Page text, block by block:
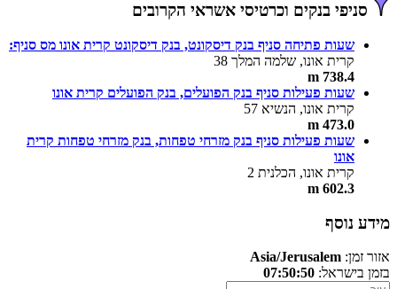
סניפי בנקים וכרטיסי אשראי הקרובים
שעות פתיחה סניף בנק דיסקונט, בנק דיסקונט קרית אונו מס סניף:
קרית אונו, שלמה המלך 38
738.4 m
שעות פעילות סניף בנק הפועלים, בנק הפועלים קרית אונו
קרית אונו, הנשיא 57
473.0 m
שעות פעילות סניף בנק מזרחי טפחות, בנק מזרחי טפחות קרית
אונו
קרית אונו, הכלנית 2
602.3 m
מידע נוסף
אזור זמן: Asia/Jerusalem
בזמן בישראל: 07:50:50